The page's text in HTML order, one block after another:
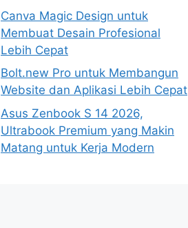
Canva Magic Design untuk
Membuat Desain Profesional
Lebih Cepat
Bolt.new Pro untuk Membangun
Website dan Aplikasi Lebih Cepat
Asus Zenbook S 14 2026,
Ultrabook Premium yang Makin
Matang untuk Kerja Modern